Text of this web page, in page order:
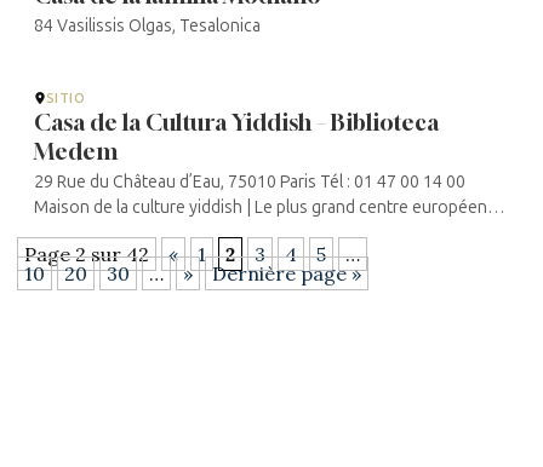
84 Vasilissis Olgas, Tesalonica
SITIO
Casa de la Cultura Yiddish – Biblioteca
Medem
29 Rue du Château d’Eau, 75010 Paris Tél : 01 47 00 14 00
Maison de la culture yiddish | Le plus grand centre européen
d’enseignement et de diffusion de la culture yiddish
Page 2 sur 42 « 1 2 3 4 5
…
10
20 30 … » Dernière page »